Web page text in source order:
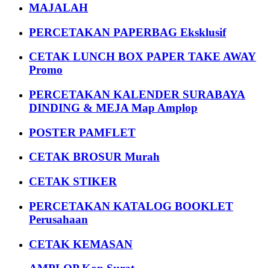
MAJALAH
PERCETAKAN PAPERBAG Eksklusif
CETAK LUNCH BOX PAPER TAKE AWAY
Promo
PERCETAKAN KALENDER SURABAYA
DINDING & MEJA Map Amplop
POSTER PAMFLET
CETAK BROSUR Murah
CETAK STIKER
PERCETAKAN KATALOG BOOKLET
Perusahaan
CETAK KEMASAN